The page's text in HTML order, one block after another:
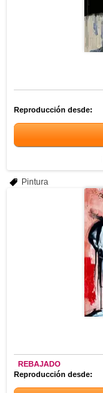
Reproducción desde:
Pintura
REBAJADO
Reproducción desde: